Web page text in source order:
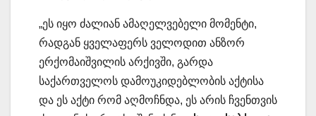
„ეს იყო ძალიან ამაღელვებელი მომენტი,
რადგან ყველაფერს ველოდით ანზორ
ერქომაიშვილის არქივში, გარდა
საქართველოს დამოუკიდებლობის აქტისა
და ეს აქტი რომ აღმოჩნდა, ეს არის ჩვენთვის